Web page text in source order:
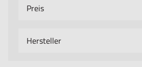
Preis
Hersteller